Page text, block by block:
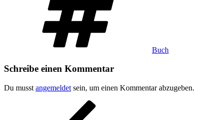
Buch
Schreibe einen Kommentar
Du musst angemeldet sein, um einen Kommentar abzugeben.
Beitragsnavigation